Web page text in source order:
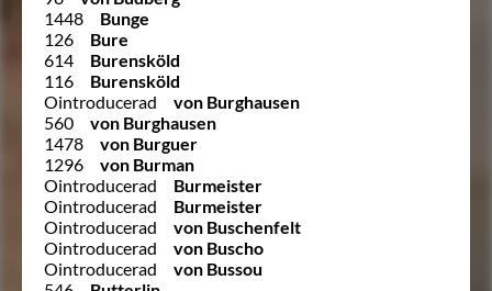
1448
Bunge
126
Bure
614
Burensköld
116
Burensköld
Ointroducerad
von Burghausen
560
von Burghausen
1478
von Burguer
1296
von Burman
Ointroducerad
Burmeister
Ointroducerad
Burmeister
Ointroducerad
von Buschenfelt
Ointroducerad
von Buscho
Ointroducerad
von Bussou